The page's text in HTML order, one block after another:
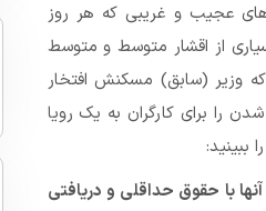
عجیب و غریبی که هر روز
از اقشار متوسط و متوسط
وزیر (سابق) مسکنش افتخار
برای کارگران به یک رویا
با حقوق حداقلی و دریافتی